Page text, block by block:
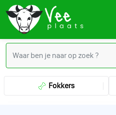
Fokkers